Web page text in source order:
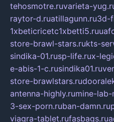
tehosmotre.ruvarieta-
raytor-d.ruatillagunn.ru3d-
1xbeticricetc1xbetti5.ru
store-brawl-stars.rukts-
sindika-01.rusp-life.rux-
e-abis-1-c.rusindika01.ru
store-brawlstars.ru
antenna-highly.rumine-lab-
3-sex-porn.ruban-damn.ru
viagra-tablet.rufasbags.ru